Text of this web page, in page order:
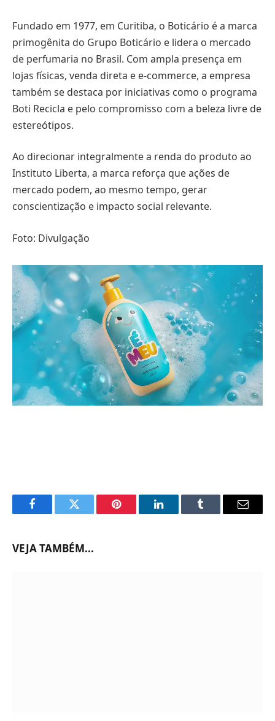
Fundado em 1977, em Curitiba, o Boticário é a marca
primogênita do Grupo Boticário e lidera o mercado
de perfumaria no Brasil. Com ampla presença em
lojas físicas, venda direta e e-commerce, a empresa
também se destaca por iniciativas como o programa
Boti Recicla e pelo compromisso com a beleza livre de
estereótipos.
Ao direcionar integralmente a renda do produto ao
Instituto Liberta, a marca reforça que ações de
mercado podem, ao mesmo tempo, gerar
conscientização e impacto social relevante.
Foto: Divulgação
FacebookTwitter Pinterest LinkedInTumblr Email
VEJA TAMBÉM...